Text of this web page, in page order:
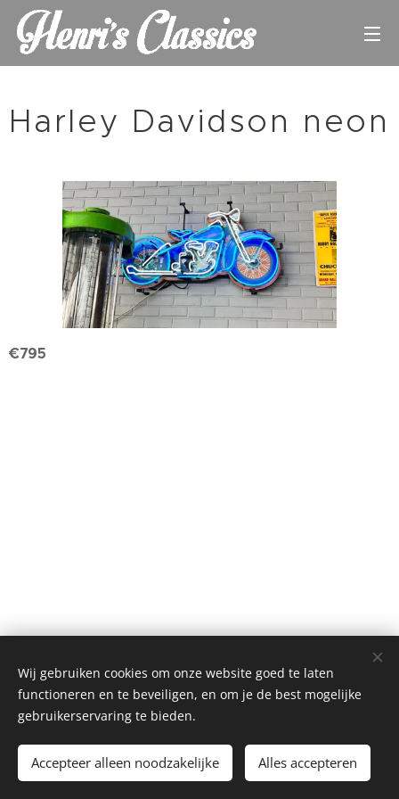
Harley Davidson neon
€795
© Henri's classics
Cookies
Languages
Nederlands
American English Français
Wij gebruiken cookies om onze website goed te laten
functioneren en te beveiligen, en om je de best mogelijke
gebruikerservaring te bieden.
Accepteer alleen noodzakelijke Alles accepteren